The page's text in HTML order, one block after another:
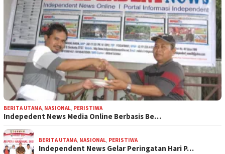
BERITA UTAMA, NASIONAL, PERISTIWA
Indepedent News Media Online Berbasis Be…
BERITA UTAMA, NASIONAL, PERISTIWA
Independent News Gelar Peringatan Hari P…